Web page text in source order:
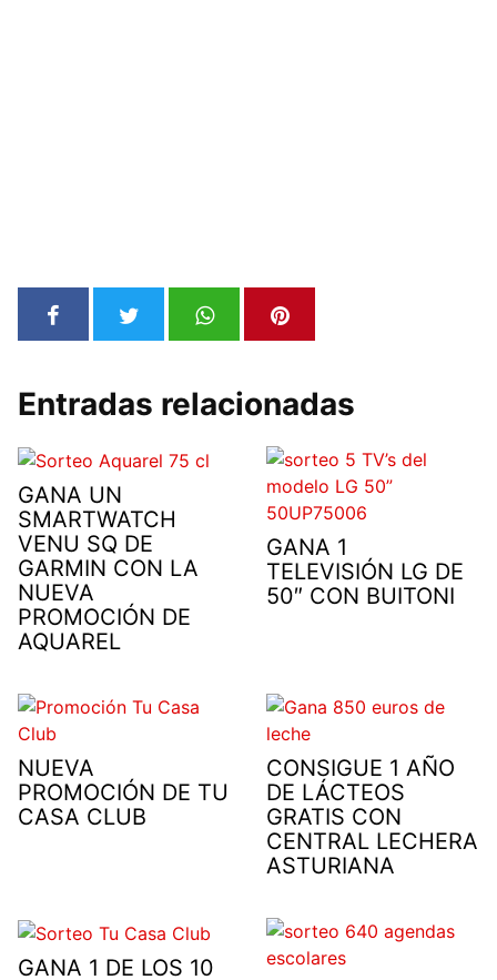
Entradas relacionadas
GANA UN
SMARTWATCH
VENU SQ DE
GARMIN CON LA
NUEVA
PROMOCIÓN DE
AQUAREL
GANA 1
TELEVISIÓN LG DE
50″ CON BUITONI
NUEVA
PROMOCIÓN DE TU
CASA CLUB
CONSIGUE 1 AÑO
DE LÁCTEOS
GRATIS CON
CENTRAL LECHERA
ASTURIANA
GANA 1 DE LOS 10